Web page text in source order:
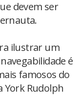
devem ser
ilustrar um
é
famosos do
York Rudolph